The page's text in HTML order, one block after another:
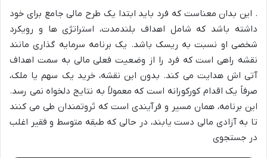
. این بدان معناست که فرد باید ابتدا یک طرح مالی جامع برای خود
داشته باشد که شامل اهداف بلندمدت، استراتژی ها و رویکرد
شخصی او نسبت به ریسک باشد. یک برنامه سرمایه گذاری مانند
نقشه راهی است که فرد را از وضعیت فعلی مالی به سمت اهداف
آتی اش هدایت می کند. بدون این نقشه، خرید یک سهم یا ملک،
صرفاً یک اقدام کورکورانه است که معمولاً به نتایج دلخواه نمی رسد.
این برنامه، همان مسیر و فرآیندی است که ثروتمندان طی می کنند
تا به آزادی مالی دست یابند، در حالی که طبقه متوسط و فقیر اغلب
در جستجوی